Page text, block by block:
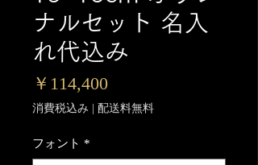
ナルセット 名入
れ代込み
￥114,400価
格
消費税込み | 配送料無料
フォント *